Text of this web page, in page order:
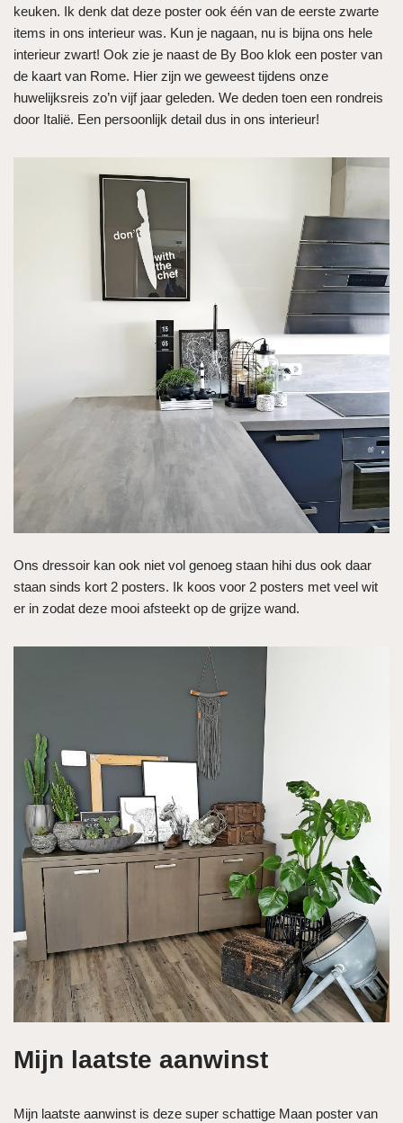
keuken. Ik denk dat deze poster ook één van de eerste zwarte
items in ons interieur was. Kun je nagaan, nu is bijna ons hele
interieur zwart! Ook zie je naast de By Boo klok een poster van
de kaart van Rome. Hier zijn we geweest tijdens onze
huwelijksreis zo’n vijf jaar geleden. We deden toen een rondreis
door Italië. Een persoonlijk detail dus in ons interieur!
Ons dressoir kan ook niet vol genoeg staan hihi dus ook daar
staan sinds kort 2 posters. Ik koos voor 2 posters met veel wit
er in zodat deze mooi afsteekt op de grijze wand.
Mijn laatste aanwinst
Mijn laatste aanwinst is deze super schattige Maan poster van